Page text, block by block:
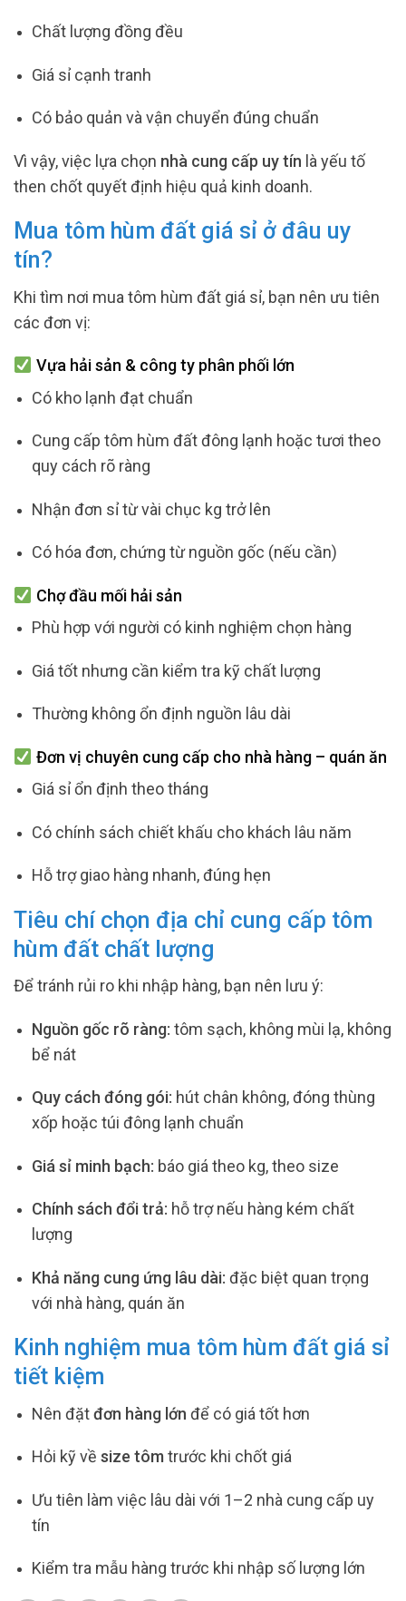
Chất lượng đồng đều
Giá sỉ cạnh tranh
Có bảo quản và vận chuyển đúng chuẩn
Vì vậy, việc lựa chọn nhà cung cấp uy tín là yếu tố
then chốt quyết định hiệu quả kinh doanh.
Mua tôm hùm đất giá sỉ ở đâu uy
tín?
Khi tìm nơi mua tôm hùm đất giá sỉ, bạn nên ưu tiên
các đơn vị:
Vựa hải sản & công ty phân phối lớn
Có kho lạnh đạt chuẩn
Cung cấp tôm hùm đất đông lạnh hoặc tươi theo
quy cách rõ ràng
Nhận đơn sỉ từ vài chục kg trở lên
Có hóa đơn, chứng từ nguồn gốc (nếu cần)
Chợ đầu mối hải sản
Phù hợp với người có kinh nghiệm chọn hàng
Giá tốt nhưng cần kiểm tra kỹ chất lượng
Thường không ổn định nguồn lâu dài
Đơn vị chuyên cung cấp cho nhà hàng – quán ăn
Giá sỉ ổn định theo tháng
Có chính sách chiết khấu cho khách lâu năm
Hỗ trợ giao hàng nhanh, đúng hẹn
Tiêu chí chọn địa chỉ cung cấp tôm
hùm đất chất lượng
Để tránh rủi ro khi nhập hàng, bạn nên lưu ý:
Nguồn gốc rõ ràng: tôm sạch, không mùi lạ, không
bể nát
Quy cách đóng gói: hút chân không, đóng thùng
xốp hoặc túi đông lạnh chuẩn
Giá sỉ minh bạch: báo giá theo kg, theo size
Chính sách đổi trả: hỗ trợ nếu hàng kém chất
lượng
Khả năng cung ứng lâu dài: đặc biệt quan trọng
với nhà hàng, quán ăn
Kinh nghiệm mua tôm hùm đất giá sỉ
tiết kiệm
Nên đặtđơn hàng lớn để có giá tốt hơn
Hỏi kỹ về size tômtrước khi chốt giá
Ưu tiên làm việc lâu dài với 1–2 nhà cung cấp uy
tín
Kiểm tra mẫu hàng trước khi nhập số lượng lớn